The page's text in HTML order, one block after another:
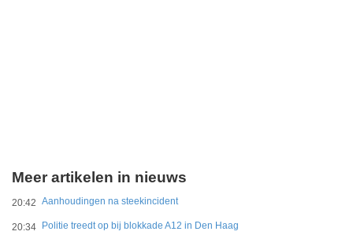
Meer artikelen in nieuws
20:42 Aanhoudingen na steekincident
20:34 Politie treedt op bij blokkade A12 in Den Haag